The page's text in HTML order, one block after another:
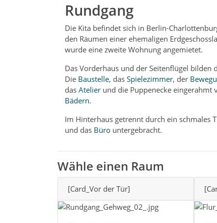
Rundgang
Die Kita befindet sich in Berlin-
den Räumen einer ehemaligen
wurde eine zweite Wohnung angemietet.
Das Vorderhaus und der Seitenflügel bilden
Die Baustelle, das Spielezimmer, der
das Atelier und die Puppenecke eingerahmt
Bädern.
Im Hinterhaus getrennt durch ein schmales
und das Büro untergebracht.
Wähle einen Raum
[Card_Vor der Tür]